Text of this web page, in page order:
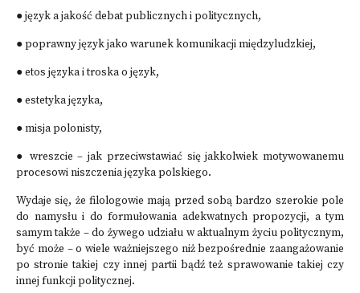
● język a jakość debat publicznych i politycznych,
● poprawny język jako warunek komunikacji międzyludzkiej,
● etos języka i troska o język,
● estetyka języka,
● misja polonisty,
● wreszcie – jak przeciwstawiać się jakkolwiek motywowanemu
procesowi nisz­cze­nia języka polskiego.
Wydaje się, że filologowie mają przed sobą bardzo szerokie pole
do namysłu i do for­mu­łowania adekwatnych propozycji, a tym
samym także – do żywego udziału w aktualnym życiu politycznym,
być może – o wiele ważniejszego niż bezpośrednie zaangażowanie
po stronie takiej czy innej partii bądź też sprawowanie takiej czy
innej funkcji politycznej.